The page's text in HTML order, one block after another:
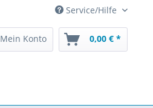
Service/Hilfe
Mein Konto 0,00 € *